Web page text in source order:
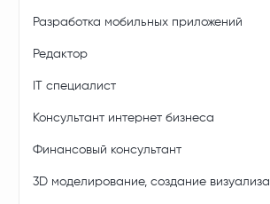
Разработка мобильных приложений
Редактор
IT специалист
Консультант интернет бизнеса
Финансовый консультант
3D моделирование, создание